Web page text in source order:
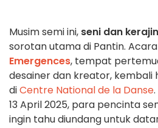
Musim semi ini, seni dan
sorotan utama di Pantin.
Emergences, tempat
desainer dan kreator, kembali
diCentre National de la Danse
13 April 2025, para pencinta
ingin tahu diundang untuk